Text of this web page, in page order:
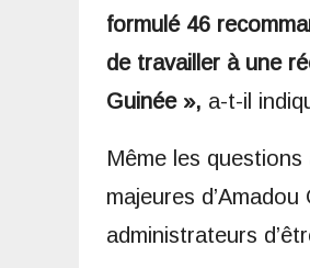
formulé 46
de travailler à une
Guinée », a-t-il
Même les
majeures
administrateurs